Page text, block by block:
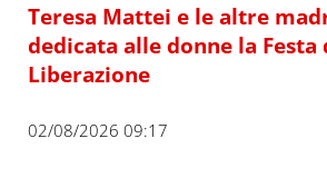
Teresa Mattei e le altre
dedicata alle donne la Festa
Liberazione
02/08/2026 09:17